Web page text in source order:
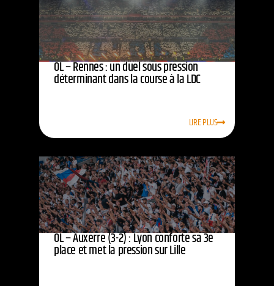
OL – Rennes : un duel sous pression
déterminant dans la course à la LDC
LIRE PLUS
OL – Auxerre (3-2) : Lyon conforte sa 3e
place et met la pression sur Lille